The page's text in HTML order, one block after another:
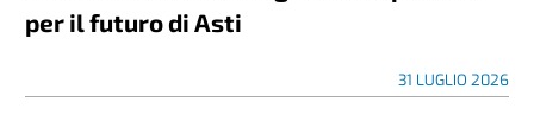
per il futuro di Asti
31 LUGLIO 2026